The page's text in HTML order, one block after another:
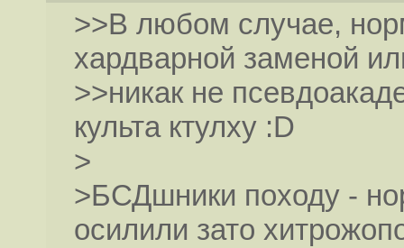
>>В любом случае,
хардварной заменой
>>никак не
культа ктулху :D
>
>БСДшники походу -
осилили зато